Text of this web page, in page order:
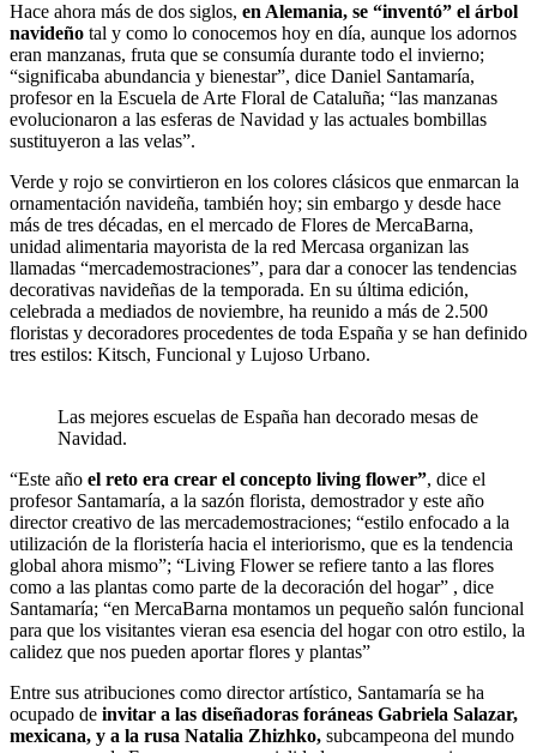
Hace ahora más de dos siglos, en Alemania, se “inventó” el árbol
navideño tal y como lo conocemos hoy en día, aunque los adornos
eran manzanas, fruta que se consumía durante todo el invierno;
“significaba abundancia y bienestar”, dice Daniel Santamaría,
profesor en la Escuela de Arte Floral de Cataluña; “las manzanas
evolucionaron a las esferas de Navidad y las actuales bombillas
sustituyeron a las velas”.
Verde y rojo se convirtieron en los colores clásicos que enmarcan la
ornamentación navideña, también hoy; sin embargo y desde hace
más de tres décadas, en el mercado de Flores de MercaBarna,
unidad alimentaria mayorista de la red Mercasa organizan las
llamadas “mercademostraciones”, para dar a conocer las tendencias
decorativas navideñas de la temporada. En su última edición,
celebrada a mediados de noviembre, ha reunido a más de 2.500
floristas y decoradores procedentes de toda España y se han definido
tres estilos: Kitsch, Funcional y Lujoso Urbano.
Las mejores escuelas de España han decorado mesas de
Navidad.
“Este año el reto era crear el concepto living flower”, dice el
profesor Santamaría, a la sazón florista, demostrador y este año
director creativo de las mercademostraciones; “estilo enfocado a la
utilización de la floristería hacia el interiorismo, que es la tendencia
global ahora mismo”; “Living Flower se refiere tanto a las flores
como a las plantas como parte de la decoración del hogar” , dice
Santamaría; “en MercaBarna montamos un pequeño salón funcional
para que los visitantes vieran esa esencia del hogar con otro estilo, la
calidez que nos pueden aportar flores y plantas”
Entre sus atribuciones como director artístico, Santamaría se ha
ocupado de invitar a las diseñadoras foráneas Gabriela Salazar,
mexicana, y a la rusa Natalia Zhizhko, subcampeona del mundo